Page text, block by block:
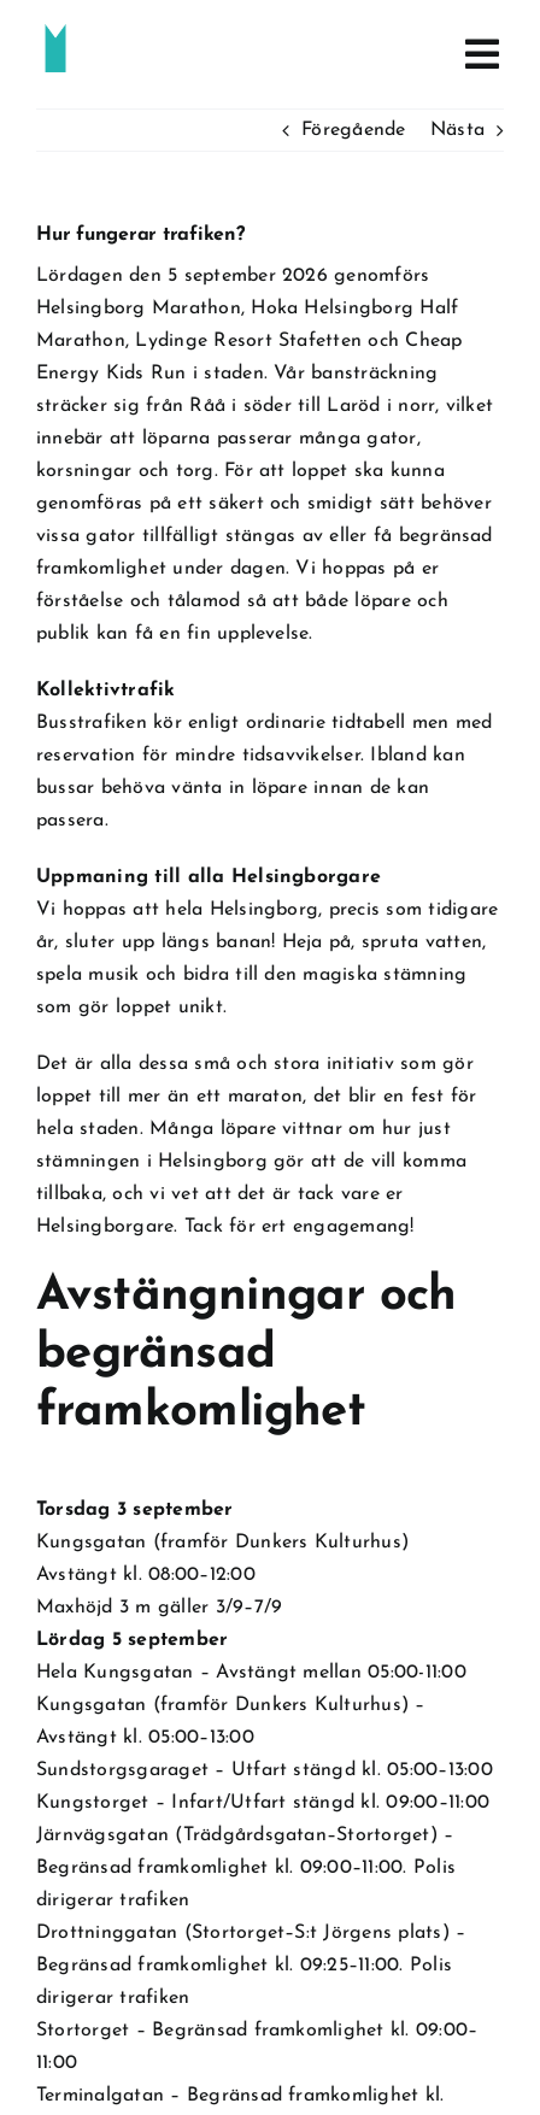
Föregående Nästa
Hur fungerar trafiken?
Lördagen den 5 september 2026 genomförs
Helsingborg Marathon, Hoka Helsingborg Half
Marathon, Lydinge Resort Stafetten och Cheap
Energy Kids Run i staden. Vår bansträckning
sträcker sig från Råå i söder till Laröd i norr, vilket
innebär att löparna passerar många gator,
korsningar och torg. För att loppet ska kunna
genomföras på ett säkert och smidigt sätt behöver
vissa gator tillfälligt stängas av eller få begränsad
framkomlighet under dagen. Vi hoppas på er
förståelse och tålamod så att både löpare och
publik kan få en fin upplevelse.
Kollektivtrafik
Busstrafiken kör enligt ordinarie tidtabell men med
reservation för mindre tidsavvikelser. Ibland kan
bussar behöva vänta in löpare innan de kan
passera.
Uppmaning till alla Helsingborgare
Vi hoppas att hela Helsingborg, precis som tidigare
år, sluter upp längs banan! Heja på, spruta vatten,
spela musik och bidra till den magiska stämning
som gör loppet unikt.
Det är alla dessa små och stora initiativ som gör
loppet till mer än ett maraton, det blir en fest för
hela staden. Många löpare vittnar om hur just
stämningen i Helsingborg gör att de vill komma
tillbaka, och vi vet att det är tack vare er
Helsingborgare. Tack för ert engagemang!
Avstängningar och
begränsad
framkomlighet
Torsdag 3 september
Kungsgatan (framför Dunkers Kulturhus)
Avstängt kl. 08:00–12:00
Maxhöjd 3 m gäller 3/9–7/9
Lördag 5 september
Hela Kungsgatan – Avstängt mellan 05:00-11:00
Kungsgatan (framför Dunkers Kulturhus) –
Avstängt kl. 05:00–13:00
Sundstorgsgaraget – Utfart stängd kl. 05:00–13:00
Kungstorget – Infart/Utfart stängd kl. 09:00–11:00
Järnvägsgatan (Trädgårdsgatan–Stortorget) –
Begränsad framkomlighet kl. 09:00–11:00. Polis
dirigerar trafiken
Drottninggatan (Stortorget–S:t Jörgens plats) –
Begränsad framkomlighet kl. 09:25–11:00. Polis
dirigerar trafiken
Stortorget – Begränsad framkomlighet kl. 09:00–
11:00
Terminalgatan – Begränsad framkomlighet kl.